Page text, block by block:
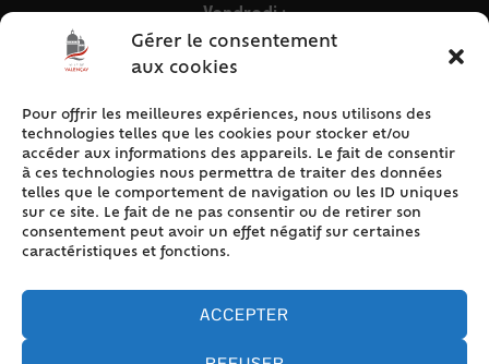
Gérer le consentement
aux cookies
Pour offrir les meilleures expériences, nous utilisons des
technologies telles que les cookies pour stocker et/ou
accéder aux informations des appareils. Le fait de consentir
à ces technologies nous permettra de traiter des données
telles que le comportement de navigation ou les ID uniques
sur ce site. Le fait de ne pas consentir ou de retirer son
consentement peut avoir un effet négatif sur certaines
caractéristiques et fonctions.
ACCEPTER
Vendredi :
9h – 12h & 13h30 – 16h30
ACCÈS RAPIDE
Accueil
Contact
Plan du site
Mentions légales
Politique de cookies (UE)